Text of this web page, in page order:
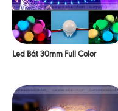
Led Bát 30mm Full Color